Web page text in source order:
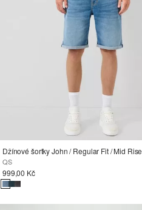
Džínové šortky John / Regular Fit / Mid Rise
QS
999,00 Kč